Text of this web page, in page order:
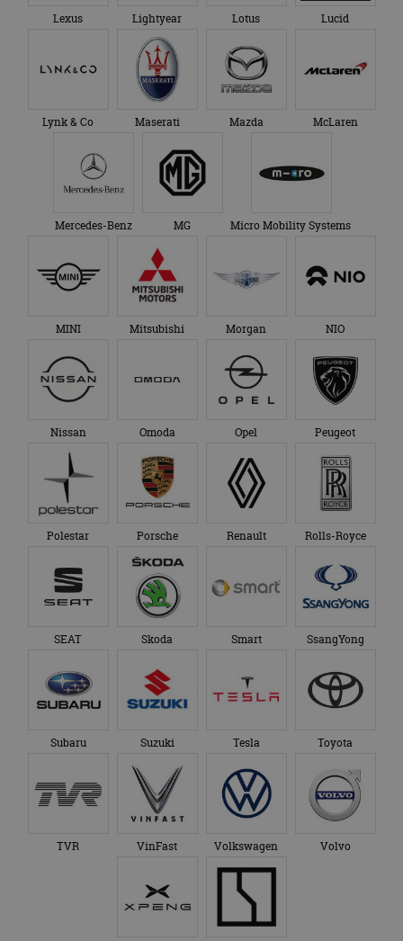
Lexus Lightyear Lotus Lucid
Lynk & Co Maserati Mazda McLaren
Mercedes-Benz MG Micro Mobility Systems
MINI Mitsubishi Morgan NIO
Nissan Omoda Opel Peugeot
Polestar Porsche Renault Rolls-Royce
SEAT Skoda Smart SsangYong
Subaru Suzuki Tesla Toyota
TVR VinFast Volkswagen Volvo